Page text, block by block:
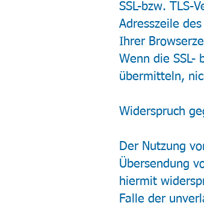
SSL-bzw. TLS-
Adresszeile
Ihrer
Wenn die SSL-
übermitteln,
Widerspruch
Der Nutzung
Übersendung
hiermit
Falle der